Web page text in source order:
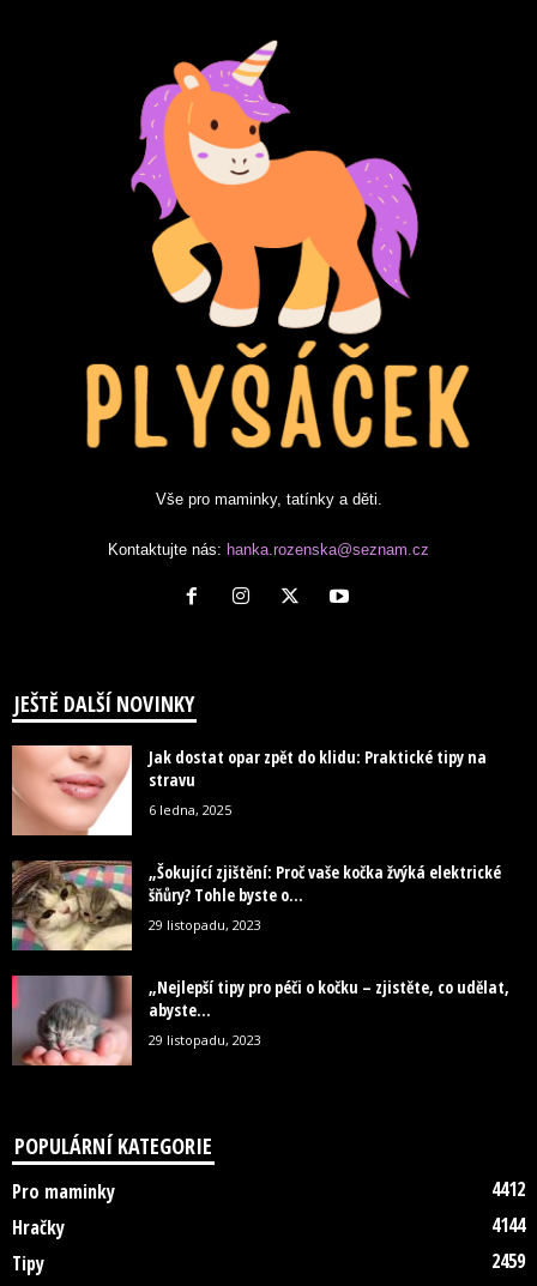
Vše pro maminky, tatínky a děti.
Kontaktujte nás: hanka.rozenska@seznam.cz
JEŠTĚ DALŠÍ NOVINKY
Jak dostat opar zpět do klidu: Praktické tipy na
stravu
6 ledna, 2025
„Šokující zjištění: Proč vaše kočka žvýká elektrické
šňůry? Tohle byste o...
29 listopadu, 2023
„Nejlepší tipy pro péči o kočku – zjistěte, co udělat,
abyste...
29 listopadu, 2023
POPULÁRNÍ KATEGORIE
Pro maminky
4412
Hračky
4144
Tipy
2459